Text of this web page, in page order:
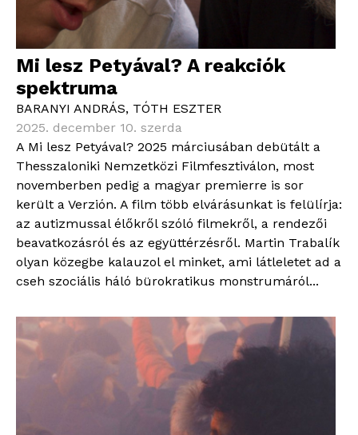
Mi lesz Petyával? A reakciók
spektruma
BARANYI ANDRÁS, TÓTH ESZTER
2025. december 10. szerda
A Mi lesz Petyával? 2025 márciusában debütált a
Thesszaloniki Nemzetközi Filmfesztiválon, most
novemberben pedig a magyar premierre is sor
került a Verzión. A film több elvárásunkat is felülírja:
az autizmussal élőkről szóló filmekről, a rendezői
beavatkozásról és az együttérzésről. Martin Trabalík
olyan közegbe kalauzol el minket, ami látleletet ad a
cseh szociális háló bürokratikus monstrumáról...